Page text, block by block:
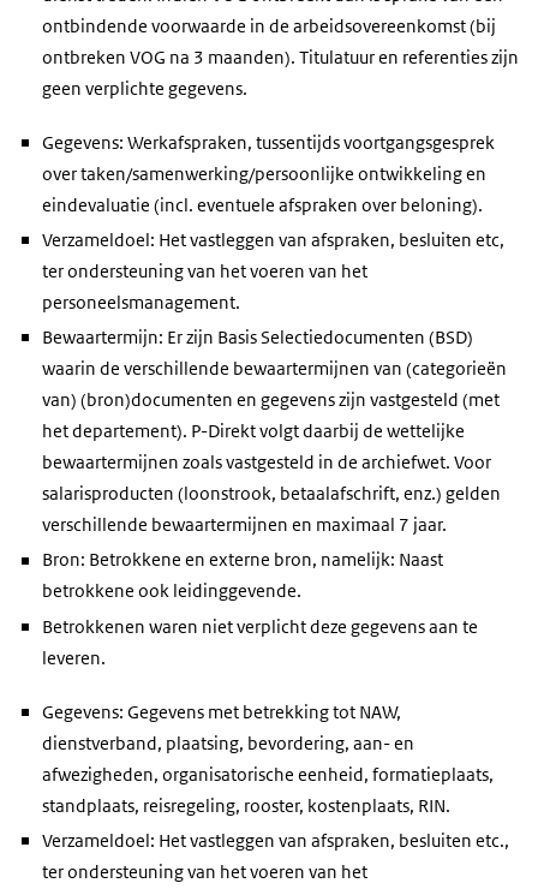
ontbindende voorwaarde in de arbeidsovereenkomst (bij
ontbreken VOG na 3 maanden). Titulatuur en referenties zijn
geen verplichte gegevens.
Gegevens: Werkafspraken, tussentijds voortgangsgesprek
over taken/samenwerking/persoonlijke ontwikkeling en
eindevaluatie (incl. eventuele afspraken over beloning).
Verzameldoel: Het vastleggen van afspraken, besluiten etc,
ter ondersteuning van het voeren van het
personeelsmanagement.
Bewaartermijn: Er zijn Basis Selectiedocumenten (BSD)
waarin de verschillende bewaartermijnen van (categorieën
van) (bron)documenten en gegevens zijn vastgesteld (met
het departement). P-Direkt volgt daarbij de wettelijke
bewaartermijnen zoals vastgesteld in de archiefwet. Voor
salarisproducten (loonstrook, betaalafschrift, enz.) gelden
verschillende bewaartermijnen en maximaal 7 jaar.
Bron: Betrokkene en externe bron, namelijk: Naast
betrokkene ook leidinggevende.
Betrokkenen waren niet verplicht deze gegevens aan te
leveren.
Gegevens: Gegevens met betrekking tot NAW,
dienstverband, plaatsing, bevordering, aan- en
afwezigheden, organisatorische eenheid, formatieplaats,
standplaats, reisregeling, rooster, kostenplaats, RIN.
Verzameldoel: Het vastleggen van afspraken, besluiten etc.,
ter ondersteuning van het voeren van het